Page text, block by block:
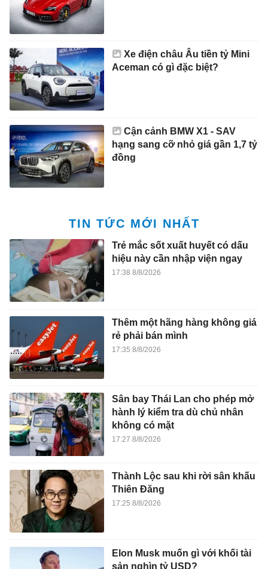
Xe điện châu Âu tiền tỷ Mini
Aceman có gì đặc biệt?
Cận cảnh BMW X1 - SAV
hạng sang cỡ nhỏ giá gần 1,7 tỷ
đồng
TIN TỨC MỚI NHẤT
Trẻ mắc sốt xuất huyết có dấu
hiệu này cần nhập viện ngay
17:38 8/8/2026
Thêm một hãng hàng không giá
rẻ phải bán mình
17:35 8/8/2026
Sân bay Thái Lan cho phép mở
hành lý kiểm tra dù chủ nhân
không có mặt
17:27 8/8/2026
Thành Lộc sau khi rời sân khấu
Thiên Đăng
17:25 8/8/2026
Elon Musk muốn gì với khối tài
sản nghìn tỷ USD?